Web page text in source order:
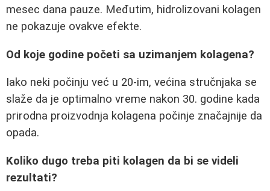
mesec dana pauze. Međutim, hidrolizovani kolagen
ne pokazuje ovakve efekte.
Od koje godine početi sa uzimanjem kolagena?
Iako neki počinju već u 20-im, većina stručnjaka se
slaže da je optimalno vreme nakon 30. godine kada
prirodna proizvodnja kolagena počinje značajnije da
opada.
Koliko dugo treba piti kolagen da bi se videli
rezultati?